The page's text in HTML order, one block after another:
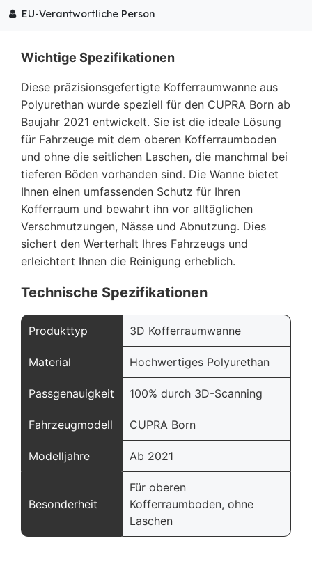
EU-Verantwortliche Person
Wichtige Spezifikationen
Diese präzisionsgefertigte Kofferraumwanne aus
Polyurethan wurde speziell für den CUPRA Born ab
Baujahr 2021 entwickelt. Sie ist die ideale Lösung
für Fahrzeuge mit dem oberen Kofferraumboden
und ohne die seitlichen Laschen, die manchmal bei
tieferen Böden vorhanden sind. Die Wanne bietet
Ihnen einen umfassenden Schutz für Ihren
Kofferraum und bewahrt ihn vor alltäglichen
Verschmutzungen, Nässe und Abnutzung. Dies
sichert den Werterhalt Ihres Fahrzeugs und
erleichtert Ihnen die Reinigung erheblich.
Technische Spezifikationen
Produkttyp 3D Kofferraumwanne
Material Hochwertiges Polyurethan
Passgenauigkeit 100% durch 3D-Scanning
Fahrzeugmodell CUPRA Born
Modelljahre Ab 2021
Besonderheit
Für oberen
Kofferraumboden, ohne
Laschen